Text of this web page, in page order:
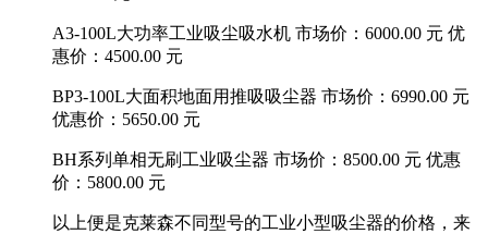
A3-100L大功率工业吸尘吸水机 市场价：6000.00 元 优
惠价：4500.00 元
BP3-100L大面积地面用推吸吸尘器 市场价：6990.00 元
优惠价：5650.00 元
BH系列单相无刷工业吸尘器 市场价：8500.00 元 优惠
价：5800.00 元
以上便是克莱森不同型号的工业小型吸尘器的价格，来